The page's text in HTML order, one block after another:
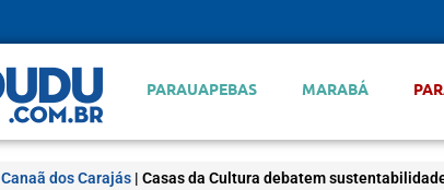
PARAUAPEBAS MARABÁ
Canaã dos Carajás | Casas da Cultura debatem